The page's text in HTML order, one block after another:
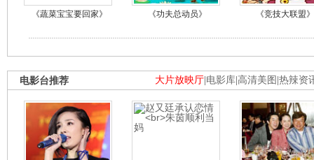
《蔬菜宝宝要回家》 《功夫总动员》 《竞技大联盟》
大片放映厅 电影库 高清美图 热辣资
电影台推荐